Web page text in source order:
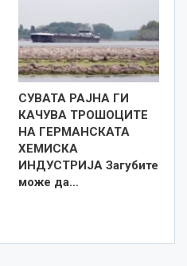
СУВАТА РАЈНА ГИ
КАЧУВА ТРОШОЦИТЕ
НА ГЕРМАНСКАТА
ХЕМИСКА
ИНДУСТРИЈА Загубите
може да…